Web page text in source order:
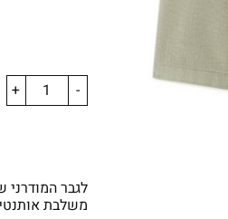
-
+
לגבר המודרני
משלבת